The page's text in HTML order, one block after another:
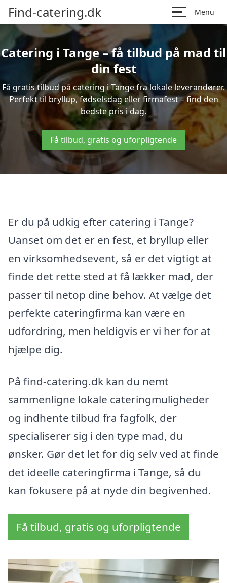
Find-catering.dk Menu
Catering i Tange – få tilbud på mad til
din fest
Få gratis tilbud på catering i Tange fra lokale leverandører.
Perfekt til bryllup, fødselsdag eller firmafest – find den
bedste pris i dag.
Få tilbud, gratis og uforpligtende
Er du på udkig efter catering i Tange?
Uanset om det er en fest, et bryllup eller
en virksomhedsevent, så er det vigtigt at
finde det rette sted at få lækker mad, der
passer til netop dine behov. At vælge det
perfekte cateringfirma kan være en
udfordring, men heldigvis er vi her for at
hjælpe dig.
På find-catering.dk kan du nemt
sammenligne lokale cateringmuligheder
og indhente tilbud fra fagfolk, der
specialiserer sig i den type mad, du
ønsker. Gør det let for dig selv ved at finde
det ideelle cateringfirma i Tange, så du
kan fokusere på at nyde din begivenhed.
Få tilbud, gratis og uforpligtende